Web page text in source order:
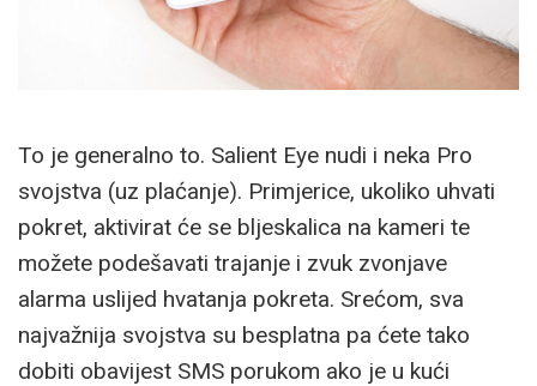
To je generalno to. Salient Eye nudi i neka Pro
svojstva (uz plaćanje). Primjerice, ukoliko uhvati
pokret, aktivirat će se bljeskalica na kameri te
možete podešavati trajanje i zvuk zvonjave
alarma uslijed hvatanja pokreta. Srećom, sva
najvažnija svojstva su besplatna pa ćete tako
dobiti obavijest SMS porukom ako je u kući